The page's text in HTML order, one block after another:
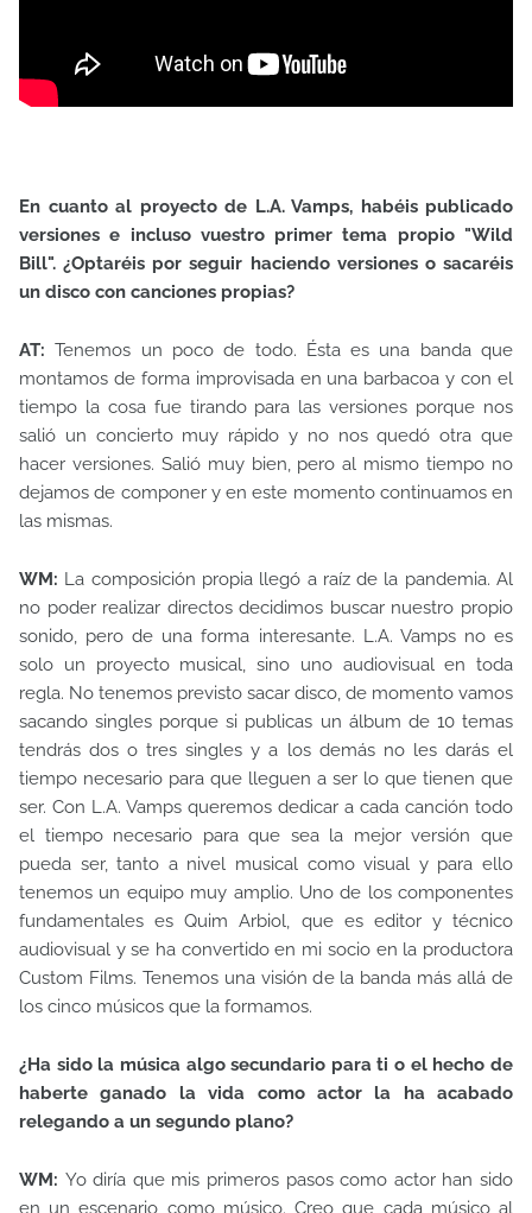
En cuanto al proyecto de L.A. Vamps, habéis publicado
versiones e incluso vuestro primer tema propio "Wild
Bill". ¿Optaréis por seguir haciendo versiones o sacaréis
un disco con canciones propias?
AT: Tenemos un poco de todo. Ésta es una banda que
montamos de forma improvisada en una barbacoa y con el
tiempo la cosa fue tirando para las versiones porque nos
salió un concierto muy rápido y no nos quedó otra que
hacer versiones. Salió muy bien, pero al mismo tiempo no
dejamos de componer y en este momento continuamos en
las mismas.
WM: La composición propia llegó a raíz de la pandemia. Al
no poder realizar directos decidimos buscar nuestro propio
sonido, pero de una forma interesante. L.A. Vamps no es
solo un proyecto musical, sino uno audiovisual en toda
regla. No tenemos previsto sacar disco, de momento vamos
sacando singles porque si publicas un álbum de 10 temas
tendrás dos o tres singles y a los demás no les darás el
tiempo necesario para que lleguen a ser lo que tienen que
ser. Con L.A. Vamps queremos dedicar a cada canción todo
el tiempo necesario para que sea la mejor versión que
pueda ser, tanto a nivel musical como visual y para ello
tenemos un equipo muy amplio. Uno de los componentes
fundamentales es Quim Arbiol, que es editor y técnico
audiovisual y se ha convertido en mi socio en la productora
Custom Films. Tenemos una visión de la banda más allá de
los cinco músicos que la formamos.
¿Ha sido la música algo secundario para ti o el hecho de
haberte ganado la vida como actor la ha acabado
relegando a un segundo plano?
WM: Yo diría que mis primeros pasos como actor han sido
en un escenario como músico. Creo que cada músico al